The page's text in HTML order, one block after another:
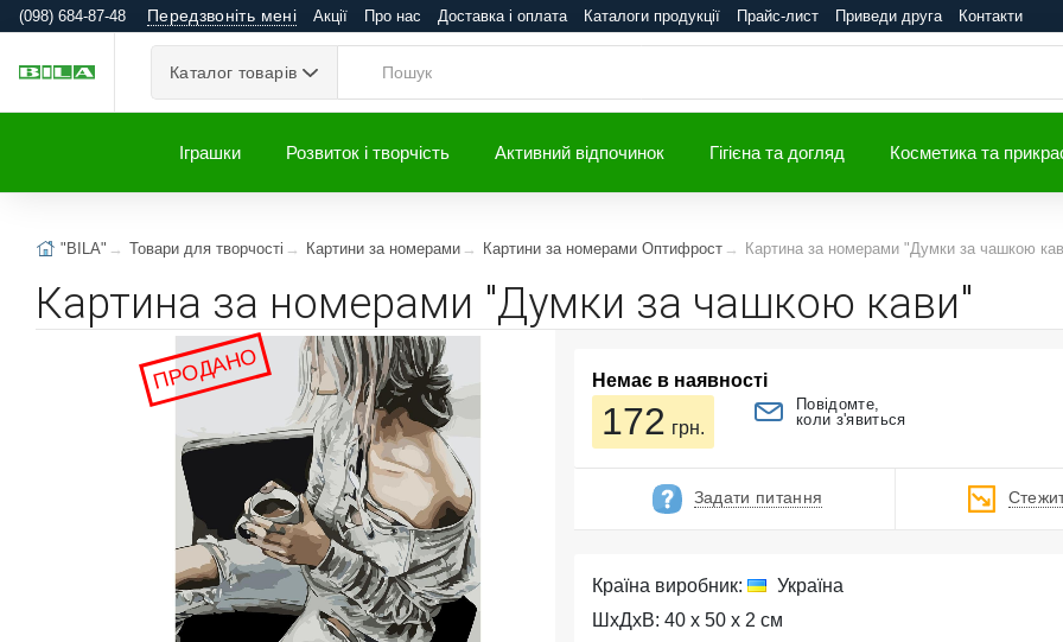
(098) 684-87-48 Передзвоніть мені Акції Про нас Доставка і оплата Каталоги продукції Прайс-лист Приведи друга Контакти
Каталог товарів
Іграшки Розвиток і творчість Активний відпочинок Гігієна та догляд Косметика та
"BILA" Товари для творчості Картини за номерами Картини за номерами Оптифрост Картина за номерами "Думки за чашкою
Картина за номерами "Думки за чашкою кави"
ПРОДАНО Немає в наявності
172 грн.
Повідомте,
коли з'явиться
Задати питання
Країна виробник:
Україна
ШхДхВ: 40 x 50 x 2 см